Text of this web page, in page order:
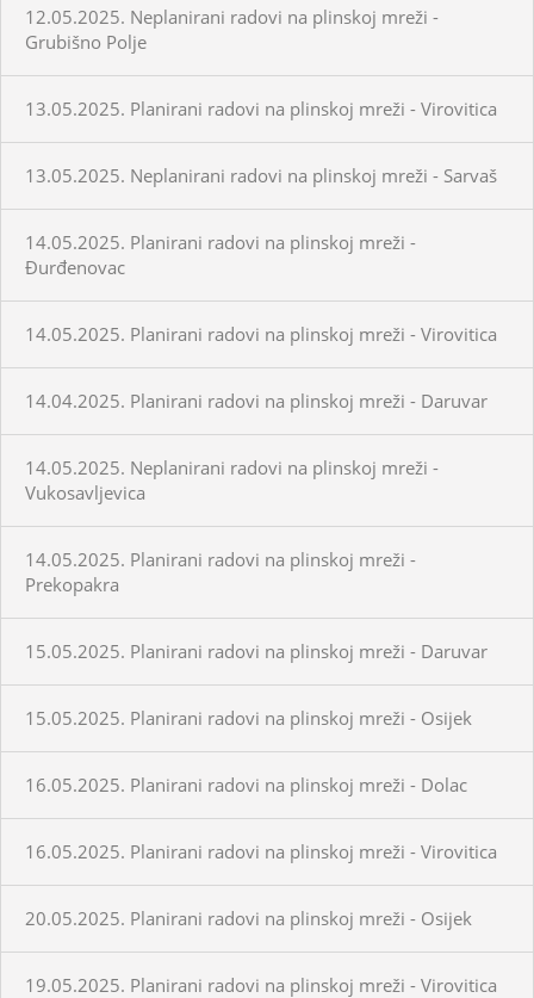
12.05.2025. Neplanirani radovi na plinskoj mreži -
Grubišno Polje
13.05.2025. Planirani radovi na plinskoj mreži - Virovitica
13.05.2025. Neplanirani radovi na plinskoj mreži - Sarvaš
14.05.2025. Planirani radovi na plinskoj mreži -
Đurđenovac
14.05.2025. Planirani radovi na plinskoj mreži - Virovitica
14.04.2025. Planirani radovi na plinskoj mreži - Daruvar
14.05.2025. Neplanirani radovi na plinskoj mreži -
Vukosavljevica
14.05.2025. Planirani radovi na plinskoj mreži -
Prekopakra
15.05.2025. Planirani radovi na plinskoj mreži - Daruvar
15.05.2025. Planirani radovi na plinskoj mreži - Osijek
16.05.2025. Planirani radovi na plinskoj mreži - Dolac
16.05.2025. Planirani radovi na plinskoj mreži - Virovitica
20.05.2025. Planirani radovi na plinskoj mreži - Osijek
19.05.2025. Planirani radovi na plinskoj mreži - Virovitica